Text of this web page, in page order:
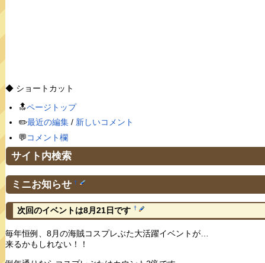
◆ ショートカット
🔝ページトップ
✏️最近の編集/ 新しいコメント
💬コメント欄
サイト内検索
ミニお知らせ †
次回のイベントは8月21日です †
毎年恒例、8月の海賊コスプレぶた大活躍イベントが…
来るかもしれない！！